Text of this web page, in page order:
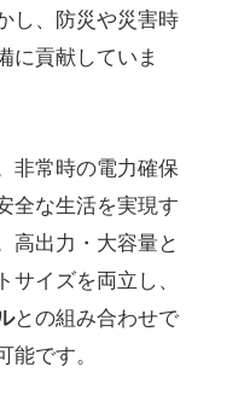
し、防災や災害時
に貢献していま
非常時の電力確保
全な生活を実現す
高出力・大容量と
サイズを両立し、
との組み合わせで
能です。